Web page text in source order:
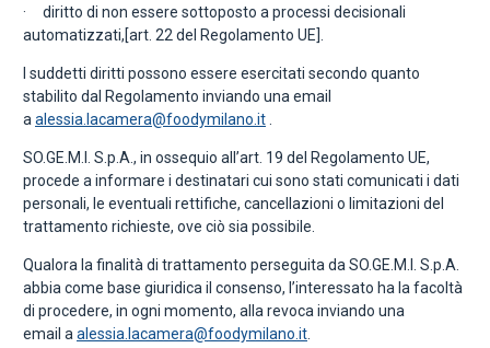
· diritto di non essere sottoposto a processi decisionali
automatizzati,[art. 22 del Regolamento UE].
I suddetti diritti possono essere esercitati secondo quanto
stabilito dal Regolamento inviando una email
a alessia.lacamera@foodymilano.it
SO.GE.M.I. S.p.A., in ossequio all’art. 19 del Regolamento UE,
procede a informare i destinatari cui sono stati comunicati i dati
personali, le eventuali rettifiche, cancellazioni o limitazioni del
trattamento richieste, ove ciò sia possibile.
Qualora la finalità di trattamento perseguita da SO.GE.M.I. S.p.A.
abbia come base giuridica il consenso, l’interessato ha la facoltà
di procedere, in ogni momento, alla revoca inviando una
email a alessia.lacamera@foodymilano.it